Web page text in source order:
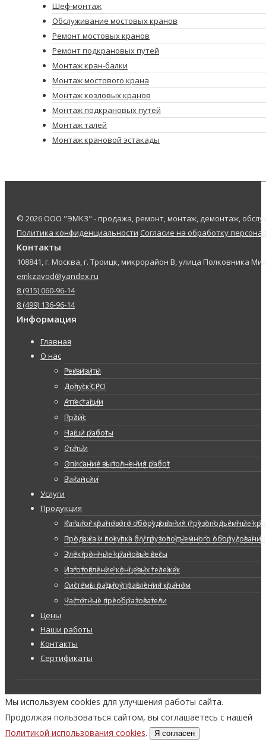
Шеф-монтаж
Обслуживание мостовых кранов
Ремонт мостовых кранов
Ремонт подкрановых путей
Монтаж кран-балки
Монтаж мостового крана
Монтаж козловых кранов
Монтаж подкрановых путей
Монтаж талей
Монтаж крановой эстакады
© 2026 ООО "ЭМКЗ" - продажа, ремонт, монтаж, демонтаж,
Политика конфиденциальности Согласие на обработку
Контакты
108841, г. Москва, г. Троицк, микрорайон В, улица Полковника
emkzavod@yandex.ru
8 (915) 060-96-14
8 (499) 136-96-14
Информация
Главная
О нас
Реквизиты
Допуск СРО
Аттестации
Прайс
Наши работы
Статьи
Описание выполнения работ
Вакансии
Услуги
Продукция
Каталог кранового оборудования (грузоподъемные
Продажа и покупка б/у грузоподъемного оборудования
Электронные крановые весы
Изготовление концевых тележек
Системы радиоуправления краном
Частотные преобразователи
Цены
Наши работы
Контакты
Сертификаты
Мы используем cookies для улучшения работы сайта.
Продолжая пользоваться сайтом, вы соглашаетесь с нашей
Политикой использования cookies. Я согласен